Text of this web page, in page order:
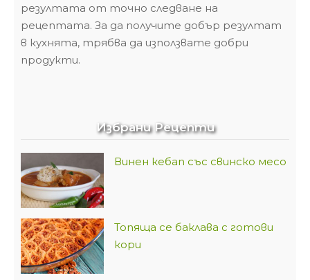
резултата от точно следване на
рецептата. За да получите добър резултат
в кухнята, трябва да използвате добри
продукти.
Избрани Рецепти
Винен кебап със свинско месо
Топяща се баклава с готови
кори